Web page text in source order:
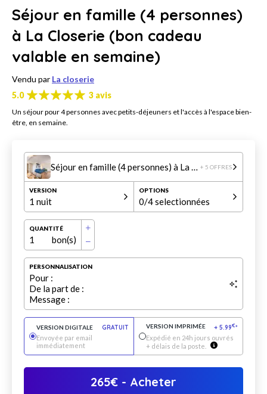
Séjour en famille (4 personnes)
à La Closerie (bon cadeau
valable en semaine)
Vendu par La closerie
5.0
3 avis
Un séjour pour 4 personnes avec petits-déjeuners et l'accès à l'espace bien-
être, en semaine.
Séjour en famille (4 personnes) à La Closerie (bon cadeau valable en semaine) + 5 OFFRES
VERSION
1 nuit
OPTIONS
0/4 selectionnées
QUANTITÉ
1 bon(s)
PERSONNALISATION
Pour :
De la part de :
Message :
VERSION DIGITALE
GRATUIT
Envoyée par email
immédiatement
VERSION IMPRIMÉE + 5.99€*
Expédié en 24h jours ouvrés
+ délais de la poste.
265€ - Acheter